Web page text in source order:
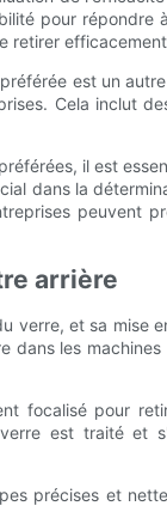
pour répondre
est un
Cela inclut
il est
dans la
peuvent
arrière
verre, et sa mise
dans les
focalisé pour
est traité et
précises et